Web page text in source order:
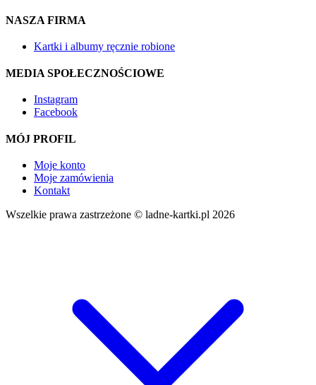
NASZA FIRMA
Kartki i albumy ręcznie robione
MEDIA SPOŁECZNOŚCIOWE
Instagram
Facebook
MÓJ PROFIL
Moje konto
Moje zamówienia
Kontakt
Wszelkie prawa zastrzeżone © ladne-kartki.pl 2026